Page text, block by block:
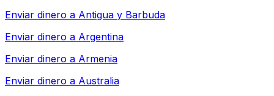
Enviar dinero a Antigua y Barbuda
Enviar dinero a Argentina
Enviar dinero a Armenia
Enviar dinero a Australia